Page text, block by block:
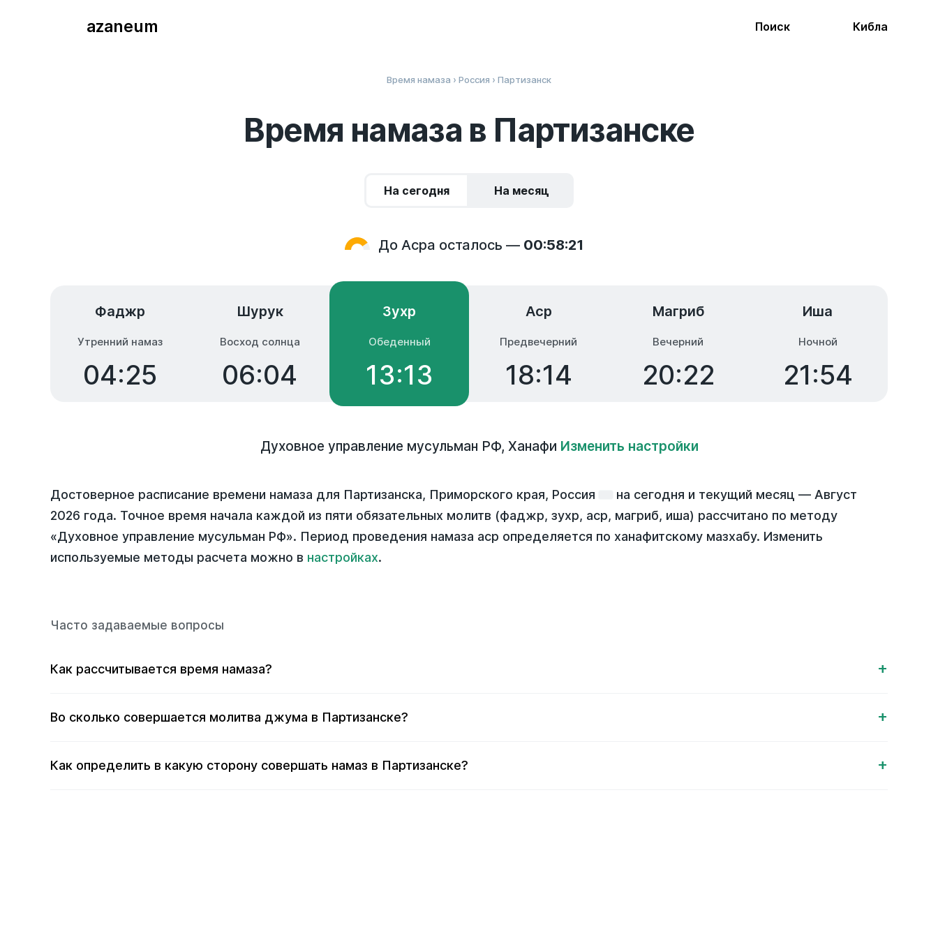
azaneum Поиск Кибла
Время намаза › Россия › Партизанск
Время намаза в Партизанске
На сегодня На месяц
До Асра осталось — 00:58:20
Фаджр
Утренний намаз
04:25
Шурук
Восход солнца
06:04
Зухр
Обеденный
13:13
Аср
Предвечерний
18:14
Магриб
Вечерний
20:22
Иша
Ночной
21:54
Духовное управление мусульман РФ, Ханафи Изменить настройки
Достоверное расписание времени намаза для Партизанска, Приморского края, Россия на сегодня и текущий месяц — Август
2026 года. Точное время начала каждой из пяти обязательных молитв (фаджр, зухр, аср, магриб, иша) рассчитано по методу
«Духовное управление мусульман РФ». Период проведения намаза аср определяется по ханафитскому мазхабу. Изменить
используемые методы расчета можно в настройках.
Часто задаваемые вопросы
Как рассчитывается время намаза?
Во сколько совершается молитва джума в Партизанске?
Как определить в какую сторону совершать намаз в Партизанске?